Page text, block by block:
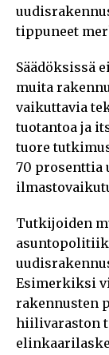
tippuneet
Säädöksissä
muita
vaikuttavia
tuotantoa ja
tuore
70 prosenttia
Tutkijoiden
Esimerkiksi
rakennusten
hiilivaraston